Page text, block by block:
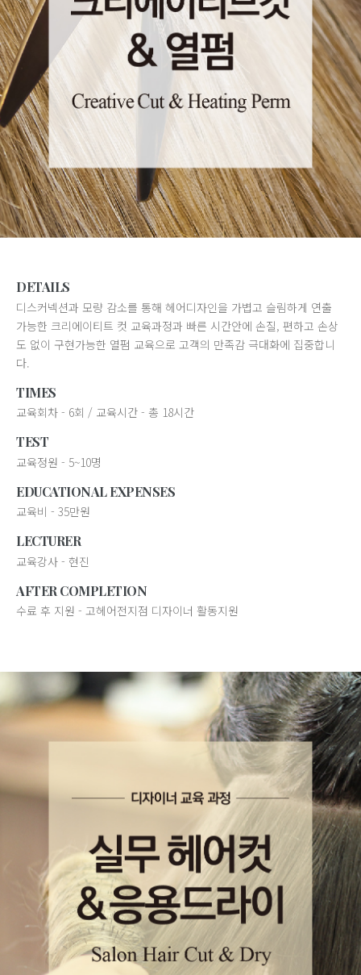
DETAILS
디스커넥션과 모량 감소를 통해 헤어디자인을 가볍고 슬림하게 연출
가능한 크리에이티트 컷 교육과정과 빠른 시간안에 손질, 편하고 손상
도 없이 구현가능한 열펌 교육으로 고객의 만족감 극대화에 집중합니
다.
TIMES
교육회차 - 6회 / 교육시간 - 총 18시간
TEST
교육정원 - 5~10명
EDUCATIONAL EXPENSES
교육비 - 35만원
LECTURER
교육강사 - 현진
AFTER COMPLETION
수료 후 지원 - 고헤어전지점 디자이너 활동지원